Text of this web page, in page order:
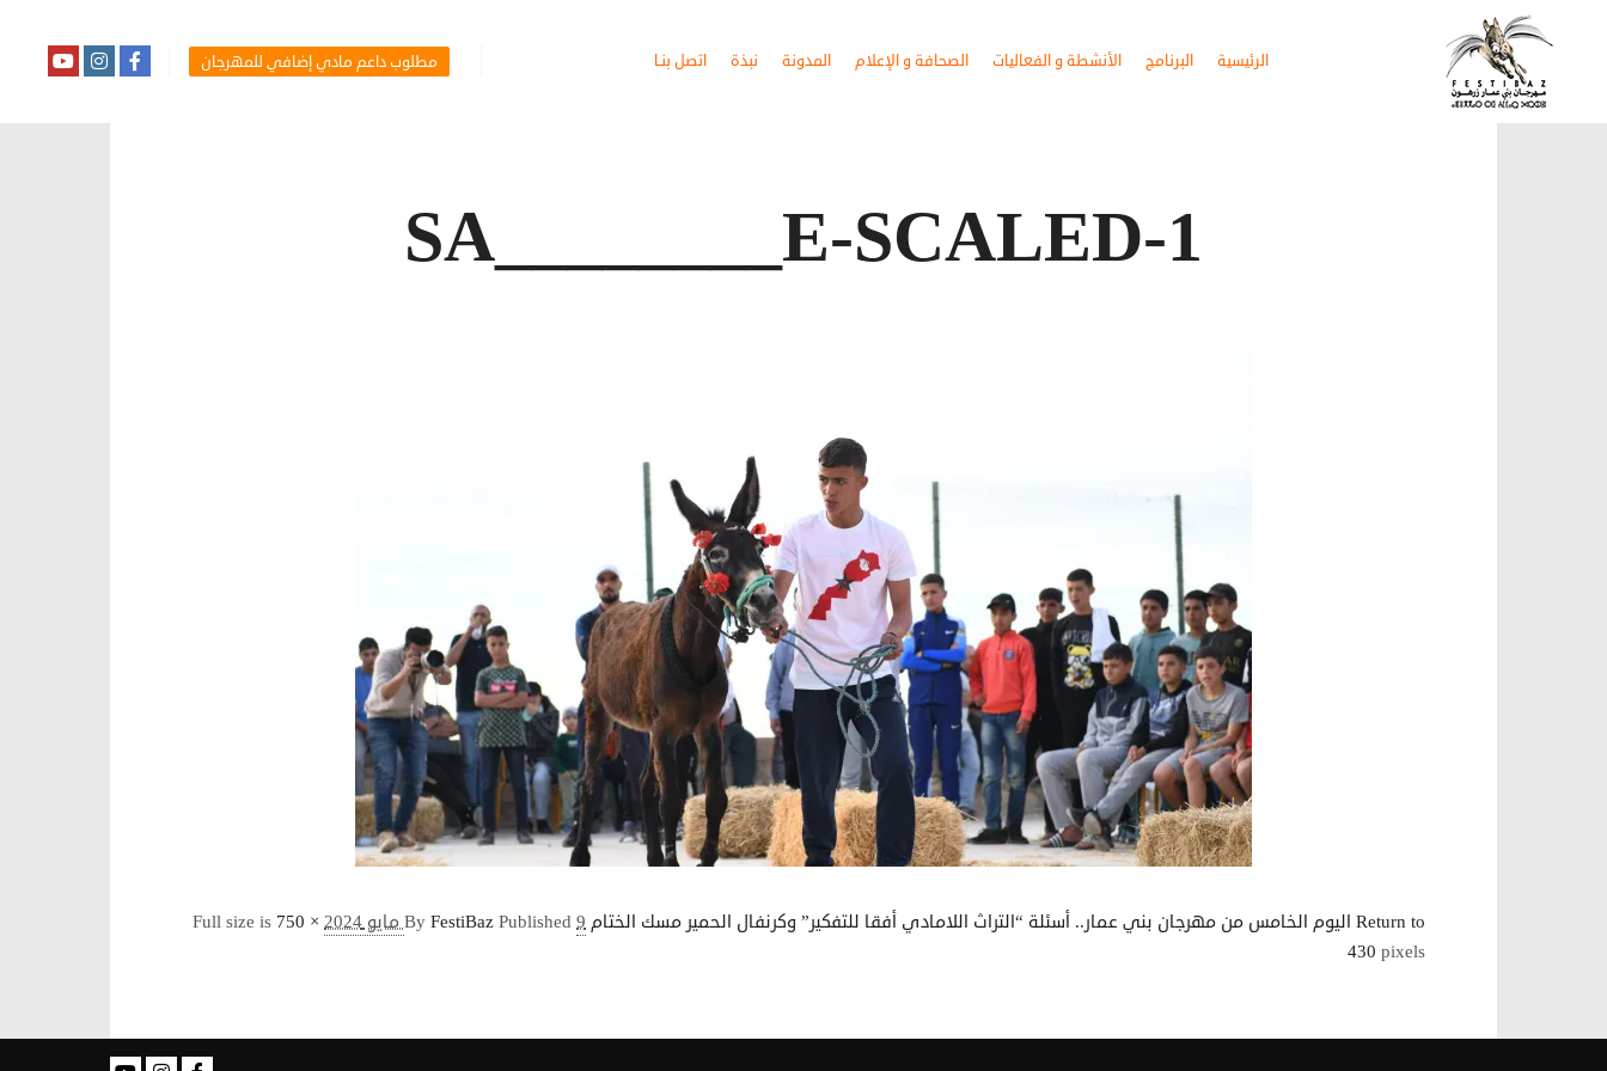
الرئيسية البرنامج الأنشطة و الفعاليات الصحافة و الإعلام المدونة نبذة اتصل بنـا مطلوب داعم مادي إضافي للمهرجان
SA________E-SCALED-1
Return to اليوم الخامس من مهرجان بني عمار.. أسئلة “التراث اللامادي أفقا للتفكير” وكرنفال الحمير مسك الختام ByFestiBazPublished 9 مايو 2024 Full size is 750 ×
430 pixels